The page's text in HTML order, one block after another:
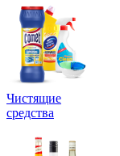
Чистящие
средства